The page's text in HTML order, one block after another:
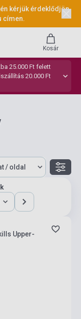
kérjük érdeklődjön
címen.
25.000 Ft felett
20.000 Ft
Kosár
Upper-